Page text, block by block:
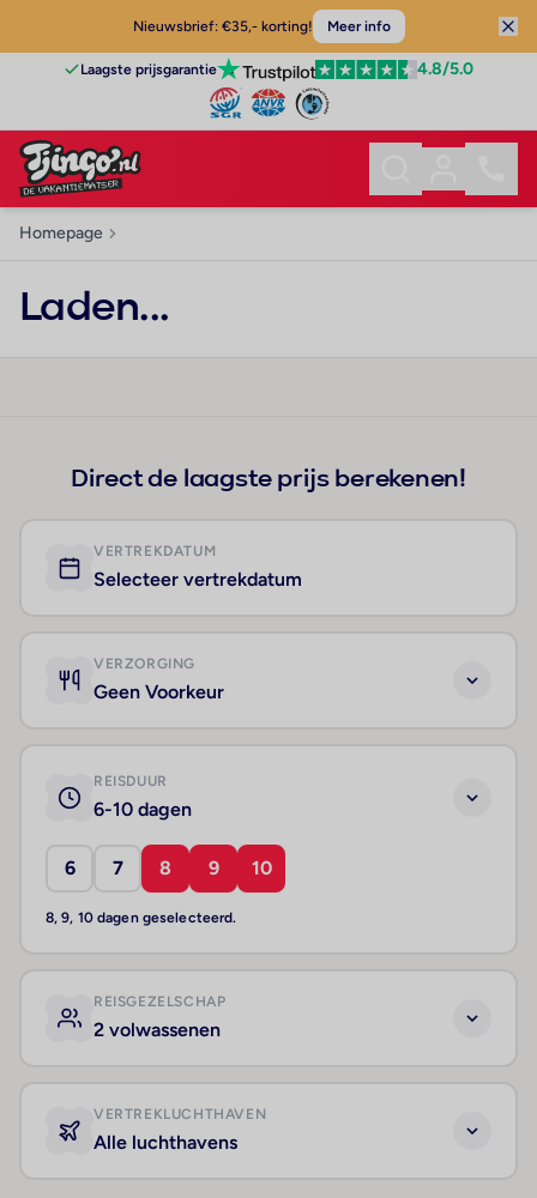
Nieuwsbrief: €35,- korting! Meer info
Laagste prijsgarantie 4.8/5.0
Homepage
Laden...
Direct de laagste prijs berekenen!
VERTREKDATUM
Selecteer vertrekdatum
VERZORGING
Geen Voorkeur
REISDUUR
6-10 dagen
6 7 8 9 10
8, 9, 10 dagen geselecteerd.
REISGEZELSCHAP
2 volwassenen
VERTREKLUCHTHAVEN
Alle luchthavens